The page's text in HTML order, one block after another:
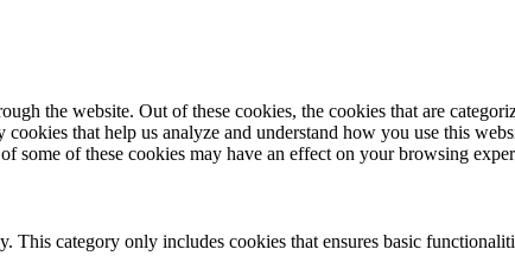
the website. Out of these cookies, the cookies that are
that help us analyze and understand how you use this
some of these cookies may have an effect on your browsing
This category only includes cookies that ensures basic